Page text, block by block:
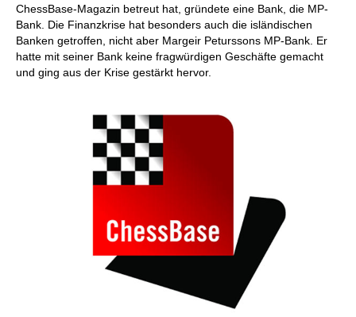
ChessBase-Magazin betreut hat, gründete eine Bank, die MP-
Bank. Die Finanzkrise hat besonders auch die isländischen
Banken getroffen, nicht aber Margeir Peturssons MP-Bank. Er
hatte mit seiner Bank keine fragwürdigen Geschäfte gemacht
und ging aus der Krise gestärkt hervor.